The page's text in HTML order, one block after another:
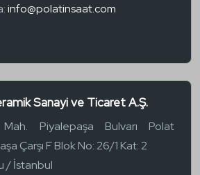
info@polatinsaat.com
Sanayi ve Ticaret A.Ş.
Piyalepaşa Bulvarı Polat
Çarşı F Blok No: 26/1 Kat: 2
/ İstanbul